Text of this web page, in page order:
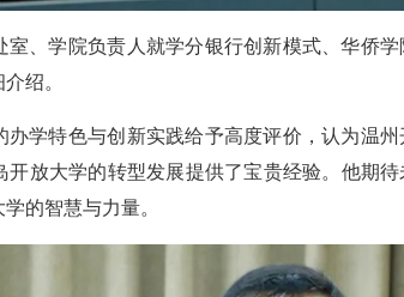
室、学院负责人就学分银行创新模式、华侨
绍。
办学特色与创新实践给予高度评价，认为温
放大学的转型发展提供了宝贵经验。他期待
的智慧与力量。